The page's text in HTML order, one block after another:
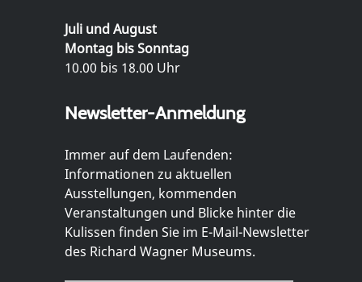
Juli und August
Montag bis Sonntag
10.00 bis 18.00 Uhr
Newsletter-Anmeldung
Immer auf dem Laufenden:
Informationen zu aktuellen
Ausstellungen, kommenden
Veranstaltungen und Blicke hinter die
Kulissen finden Sie im E-Mail-Newsletter
des Richard Wagner Museums.